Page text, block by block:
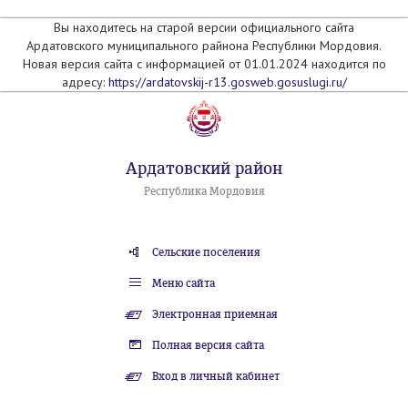
Вы находитесь на старой версии официального сайта
Ардатовского муниципального райнона Республики Мордовия.
Новая версия сайта с информацией от 01.01.2024 находится по
адресу: https://ardatovskij-r13.gosweb.gosuslugi.ru/
Ардатовский район
Республика Мордовия
Сельские поселения
Меню сайта
Электронная приемная
Полная версия сайта
Вход в личный кабинет